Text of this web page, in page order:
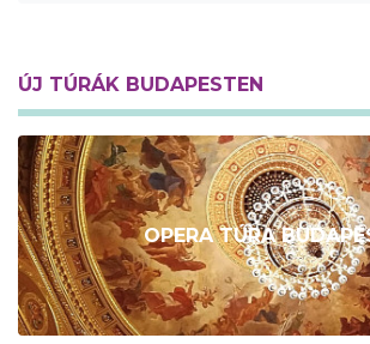
ÚJ TÚRÁK BUDAPESTEN
OPERA TÚRA